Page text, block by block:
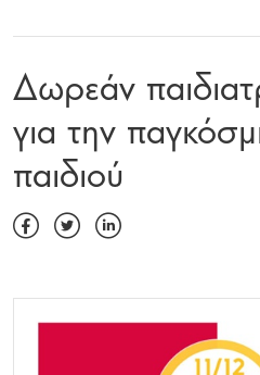
Δωρεάν
για την
παιδιού